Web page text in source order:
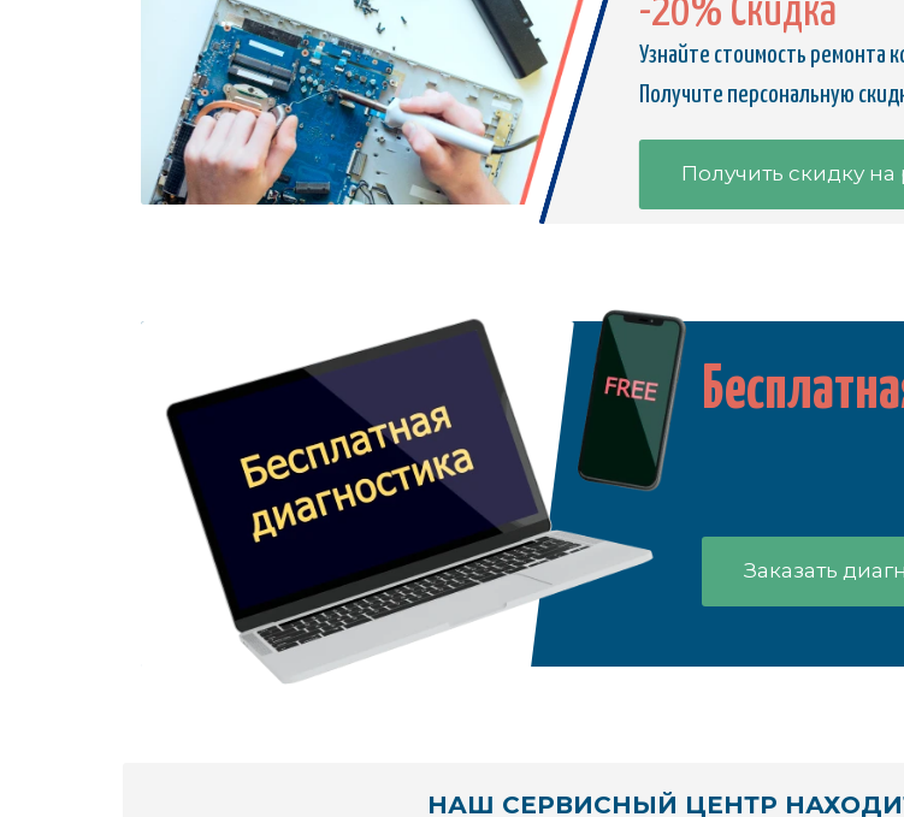
-20% Скидка
Узнайте стоимость ремонта
Получите персональную
Получить скидку
Заказать
НАШ СЕРВИСНЫЙ ЦЕНТР